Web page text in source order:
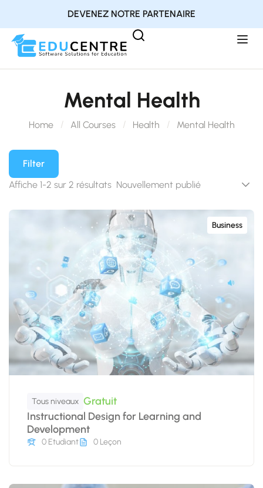
DEVENEZ NOTRE PARTENAIRE
Mental Health
Home All Courses Health Mental Health
Filter
Affiche 1-2 sur 2 résultats
Business
Tous niveaux Gratuit
Instructional Design for Learning and
Development
0 Etudiant 0 Leçon